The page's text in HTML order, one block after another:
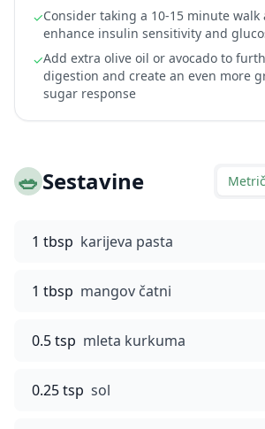
✓Consider taking a 10-15 minute
enhance insulin sensitivity and
✓Add extra olive oil or avocado to
digestion and create an even more
sugar response
🥗Sestavine
1 tbsp karijeva pasta
1 tbsp mangov čatni
0.5 tsp mleta kurkuma
0.25 tsp sol